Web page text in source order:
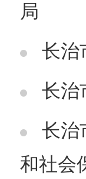
局
长治
长治
长治
和社会